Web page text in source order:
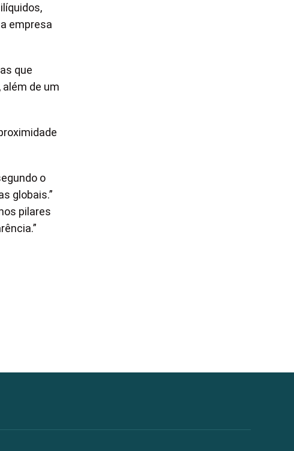
empresa
que
de um
o
globais.”
pilares